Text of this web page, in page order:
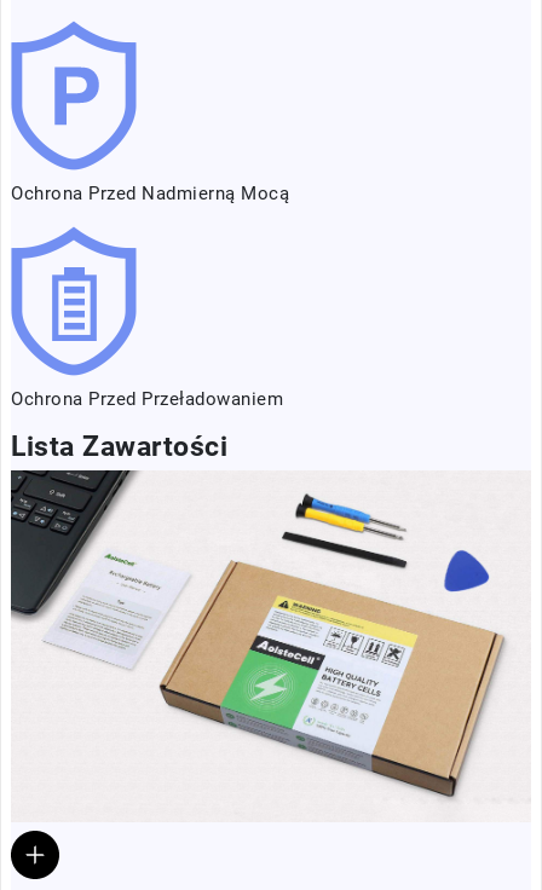
Ochrona Przed Nadmierną Mocą
Ochrona Przed Przeładowaniem
Lista Zawartości